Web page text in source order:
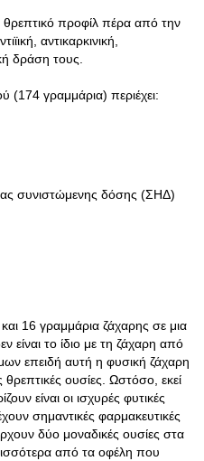
προφίλ πέρα από την
αντικαρκινική,
δράση τους.
(174 γραμμάρια) περιέχει:
συνιστώμενης δόσης (ΣΗΔ)
16 γραμμάρια ζάχαρης σε μια
είναι το ίδιο με τη ζάχαρη από
επειδή αυτή η φυσική ζάχαρη
ουσίες. Ωστόσο, εκεί
είναι οι ισχυρές φυτικές
σημαντικές φαρμακευτικές
δύο μοναδικές ουσίες στα
από τα οφέλη που